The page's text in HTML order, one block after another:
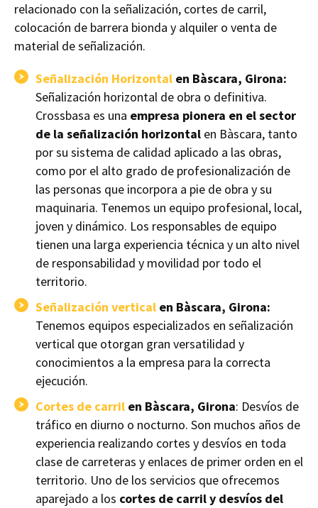
relacionado con la señalización, cortes de carril,
colocación de barrera bionda y alquiler o venta de
material de señalización.
Señalización Horizontal en Bàscara, Girona:
Señalización horizontal de obra o definitiva.
Crossbasa es una empresa pionera en el sector
de la señalización horizontal en Bàscara, tanto
por su sistema de calidad aplicado a las obras,
como por el alto grado de profesionalización de
las personas que incorpora a pie de obra y su
maquinaria. Tenemos un equipo profesional, local,
joven y dinámico. Los responsables de equipo
tienen una larga experiencia técnica y un alto nivel
de responsabilidad y movilidad por todo el
territorio.
Señalización vertical en Bàscara, Girona:
Tenemos equipos especializados en señalización
vertical que otorgan gran versatilidad y
conocimientos a la empresa para la correcta
ejecución.
Cortes de carril en Bàscara, Girona: Desvíos de
tráfico en diurno o nocturno. Son muchos años de
experiencia realizando cortes y desvíos en toda
clase de carreteras y enlaces de primer orden en el
territorio. Uno de los servicios que ofrecemos
aparejado a los cortes de carril y desvíos del